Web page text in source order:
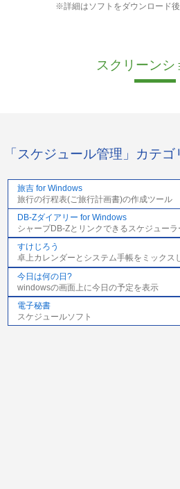
※詳細はソフトをダウンロード後
スクリーンシ
「スケジュール管理」カテ
旅吉 for Windows
旅行の行程表(ご旅行計画書)の作成ツール
DB-Zダイアリー for Windows
シャープDB-Zとリンクできるスケジューラ
すけじろう
卓上カレンダーとシステム手帳をミックス
今日は何の日?
windowsの画面上に今日の予定を表示
電子秘書
スケジュールソフト